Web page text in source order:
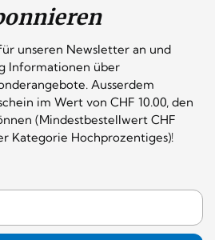
unseren Newsletter an und
Informationen über
Ausserdem
im Wert von CHF 10.00, den
(Mindestbestellwert CHF
Kategorie Hochprozentiges)!